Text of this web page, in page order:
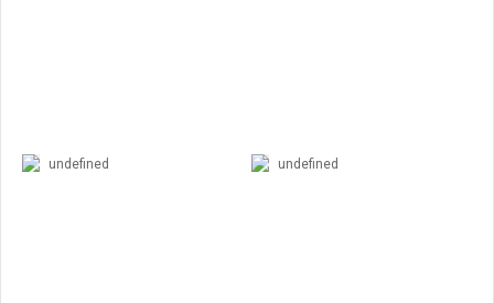
undefined undefined